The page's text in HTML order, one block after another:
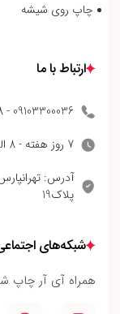
چاپ روی شیشه
ارتباط با ما
09103300036 - 02177330808
7 روز هفته - 8 الی 22
آدرس:
پلاک19
شبکه‌های
همراه آی آر چاپ